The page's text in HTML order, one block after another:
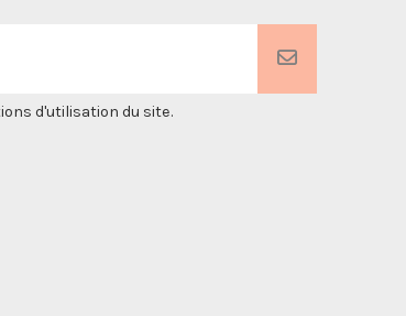
d'utilisation du site.